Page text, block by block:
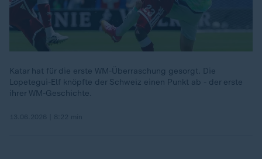
Katar hat für die erste WM-Überraschung gesorgt. Die
Lopetegui-Elf knöpfte der Schweiz einen Punkt ab - der erste
ihrer WM-Geschichte.